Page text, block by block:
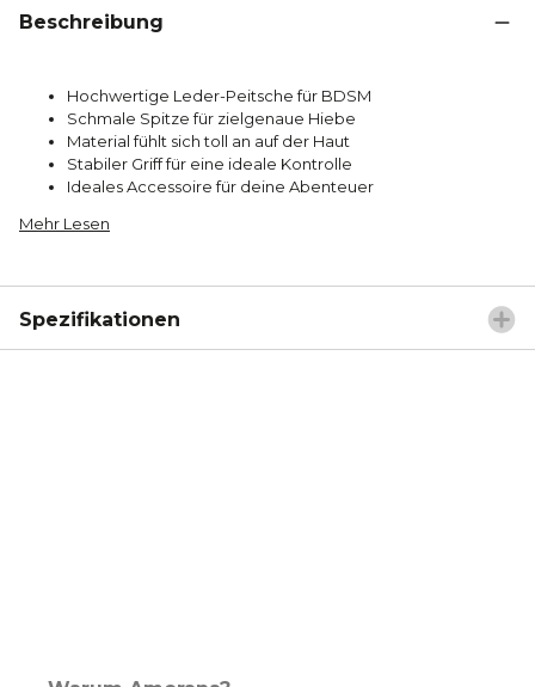
Beschreibung
Hochwertige Leder-Peitsche für BDSM
Schmale Spitze für zielgenaue Hiebe
Material fühlt sich toll an auf der Haut
Stabiler Griff für eine ideale Kontrolle
Ideales Accessoire für deine Abenteuer
Mehr Lesen
Spezifikationen